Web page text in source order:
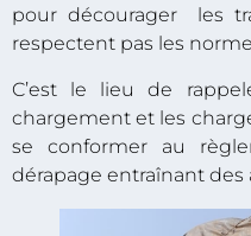
pour décourager les
respectent pas les
C’est le lieu de
chargement et les
se conformer au
dérapage entraînant des